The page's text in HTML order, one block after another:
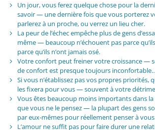
Un jour, vous ferez quelque chose pour la
savoir — une dernière fois que vous porterez
parlerez à un proche, ou verrez un lieu cher.
La peur de l’échec empêche plus de gens
même — beaucoup n’échouent pas parce
parce qu’ils n’ont jamais osé.
Votre confort peut freiner votre croissance —
de confort est presque toujours
Si vous n’établissez pas vos propres priorités,
les fixera pour vous — souvent à votre
Vous êtes beaucoup moins importants dans
que vous ne le pensez — la plupart des gens
par eux-mêmes pour réellement penser à
L’amour ne suffit pas pour faire durer une